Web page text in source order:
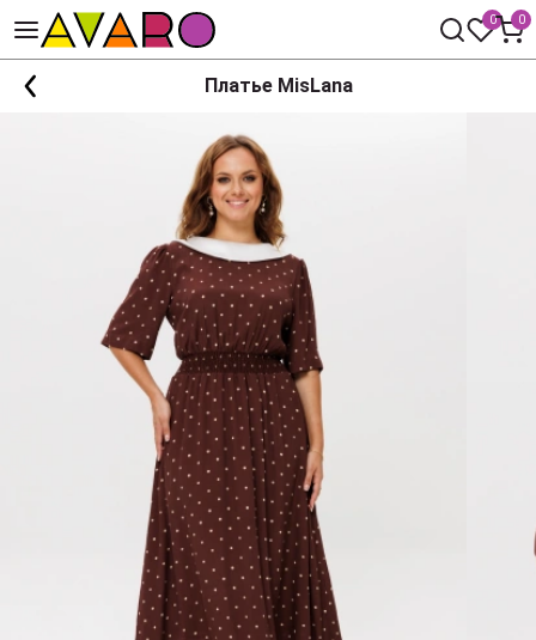
0 0
Платье MisLana